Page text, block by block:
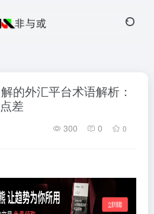
的外汇平台术语解析：
差
300 0 0